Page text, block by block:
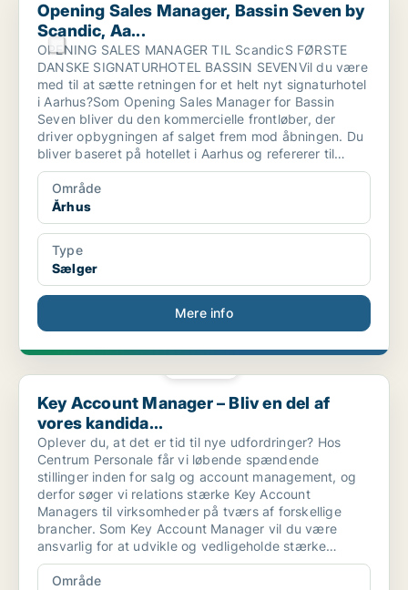
Opening Sales Manager, Bassin Seven by
Scandic, Aa...
OPENING SALES MANAGER TIL ScandicS FØRSTE
DANSKE SIGNATURHOTEL BASSIN SEVENVil du være
med til at sætte retningen for et helt nyt signaturhotel
i Aarhus?Som Opening Sales Manager for Bassin
Seven bliver du den kommercielle frontløber, der
driver opbygningen af salget frem mod åbningen. Du
bliver baseret på hotellet i Aarhus og refererer til
Director of Sales Danmark.
Område
Århus
Type
Sælger
Mere info
Key Account Manager – Bliv en del af vores kandida...
Key Account Manager – Bliv en del af
vores kandida...
Oplever du, at det er tid til nye udfordringer? Hos
Centrum Personale får vi løbende spændende
stillinger inden for salg og account management, og
derfor søger vi relations stærke Key Account
Managers til virksomheder på tværs af forskellige
brancher. Som Key Account Manager vil du være
ansvarlig for at udvikle og vedligeholde stærke
kunderelationer samt bidrage til virksomhedens
fortsatte vækst.
Område